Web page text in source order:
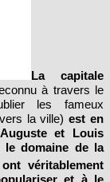
à travers le
les fameux
la ville)est en
et Louis
le domaine de la
véritablement
et à le
et William